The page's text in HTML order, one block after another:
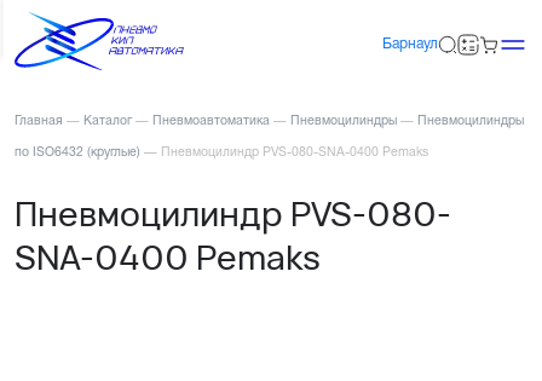
Барнаул
Главная — Каталог — Пневмоавтоматика — Пневмоцилиндры — Пневмоцилиндры
по ISO6432 (круглые) — Пневмоцилиндр PVS-080-SNA-0400 Pemaks
Пневмоцилиндр PVS-080-
SNA-0400 Pemaks